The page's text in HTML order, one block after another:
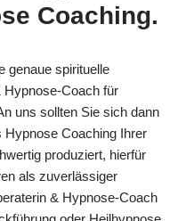
Coaching.
genaue spirituelle
Hypnose-Coach für
uns sollten Sie sich dann
Hypnose Coaching Ihrer
produziert, hierfür
als zuverlässiger
& Hypnose-Coach